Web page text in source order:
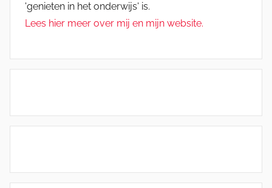
'genieten in het onderwijs' is.
Lees hier meer over mij en mijn website.